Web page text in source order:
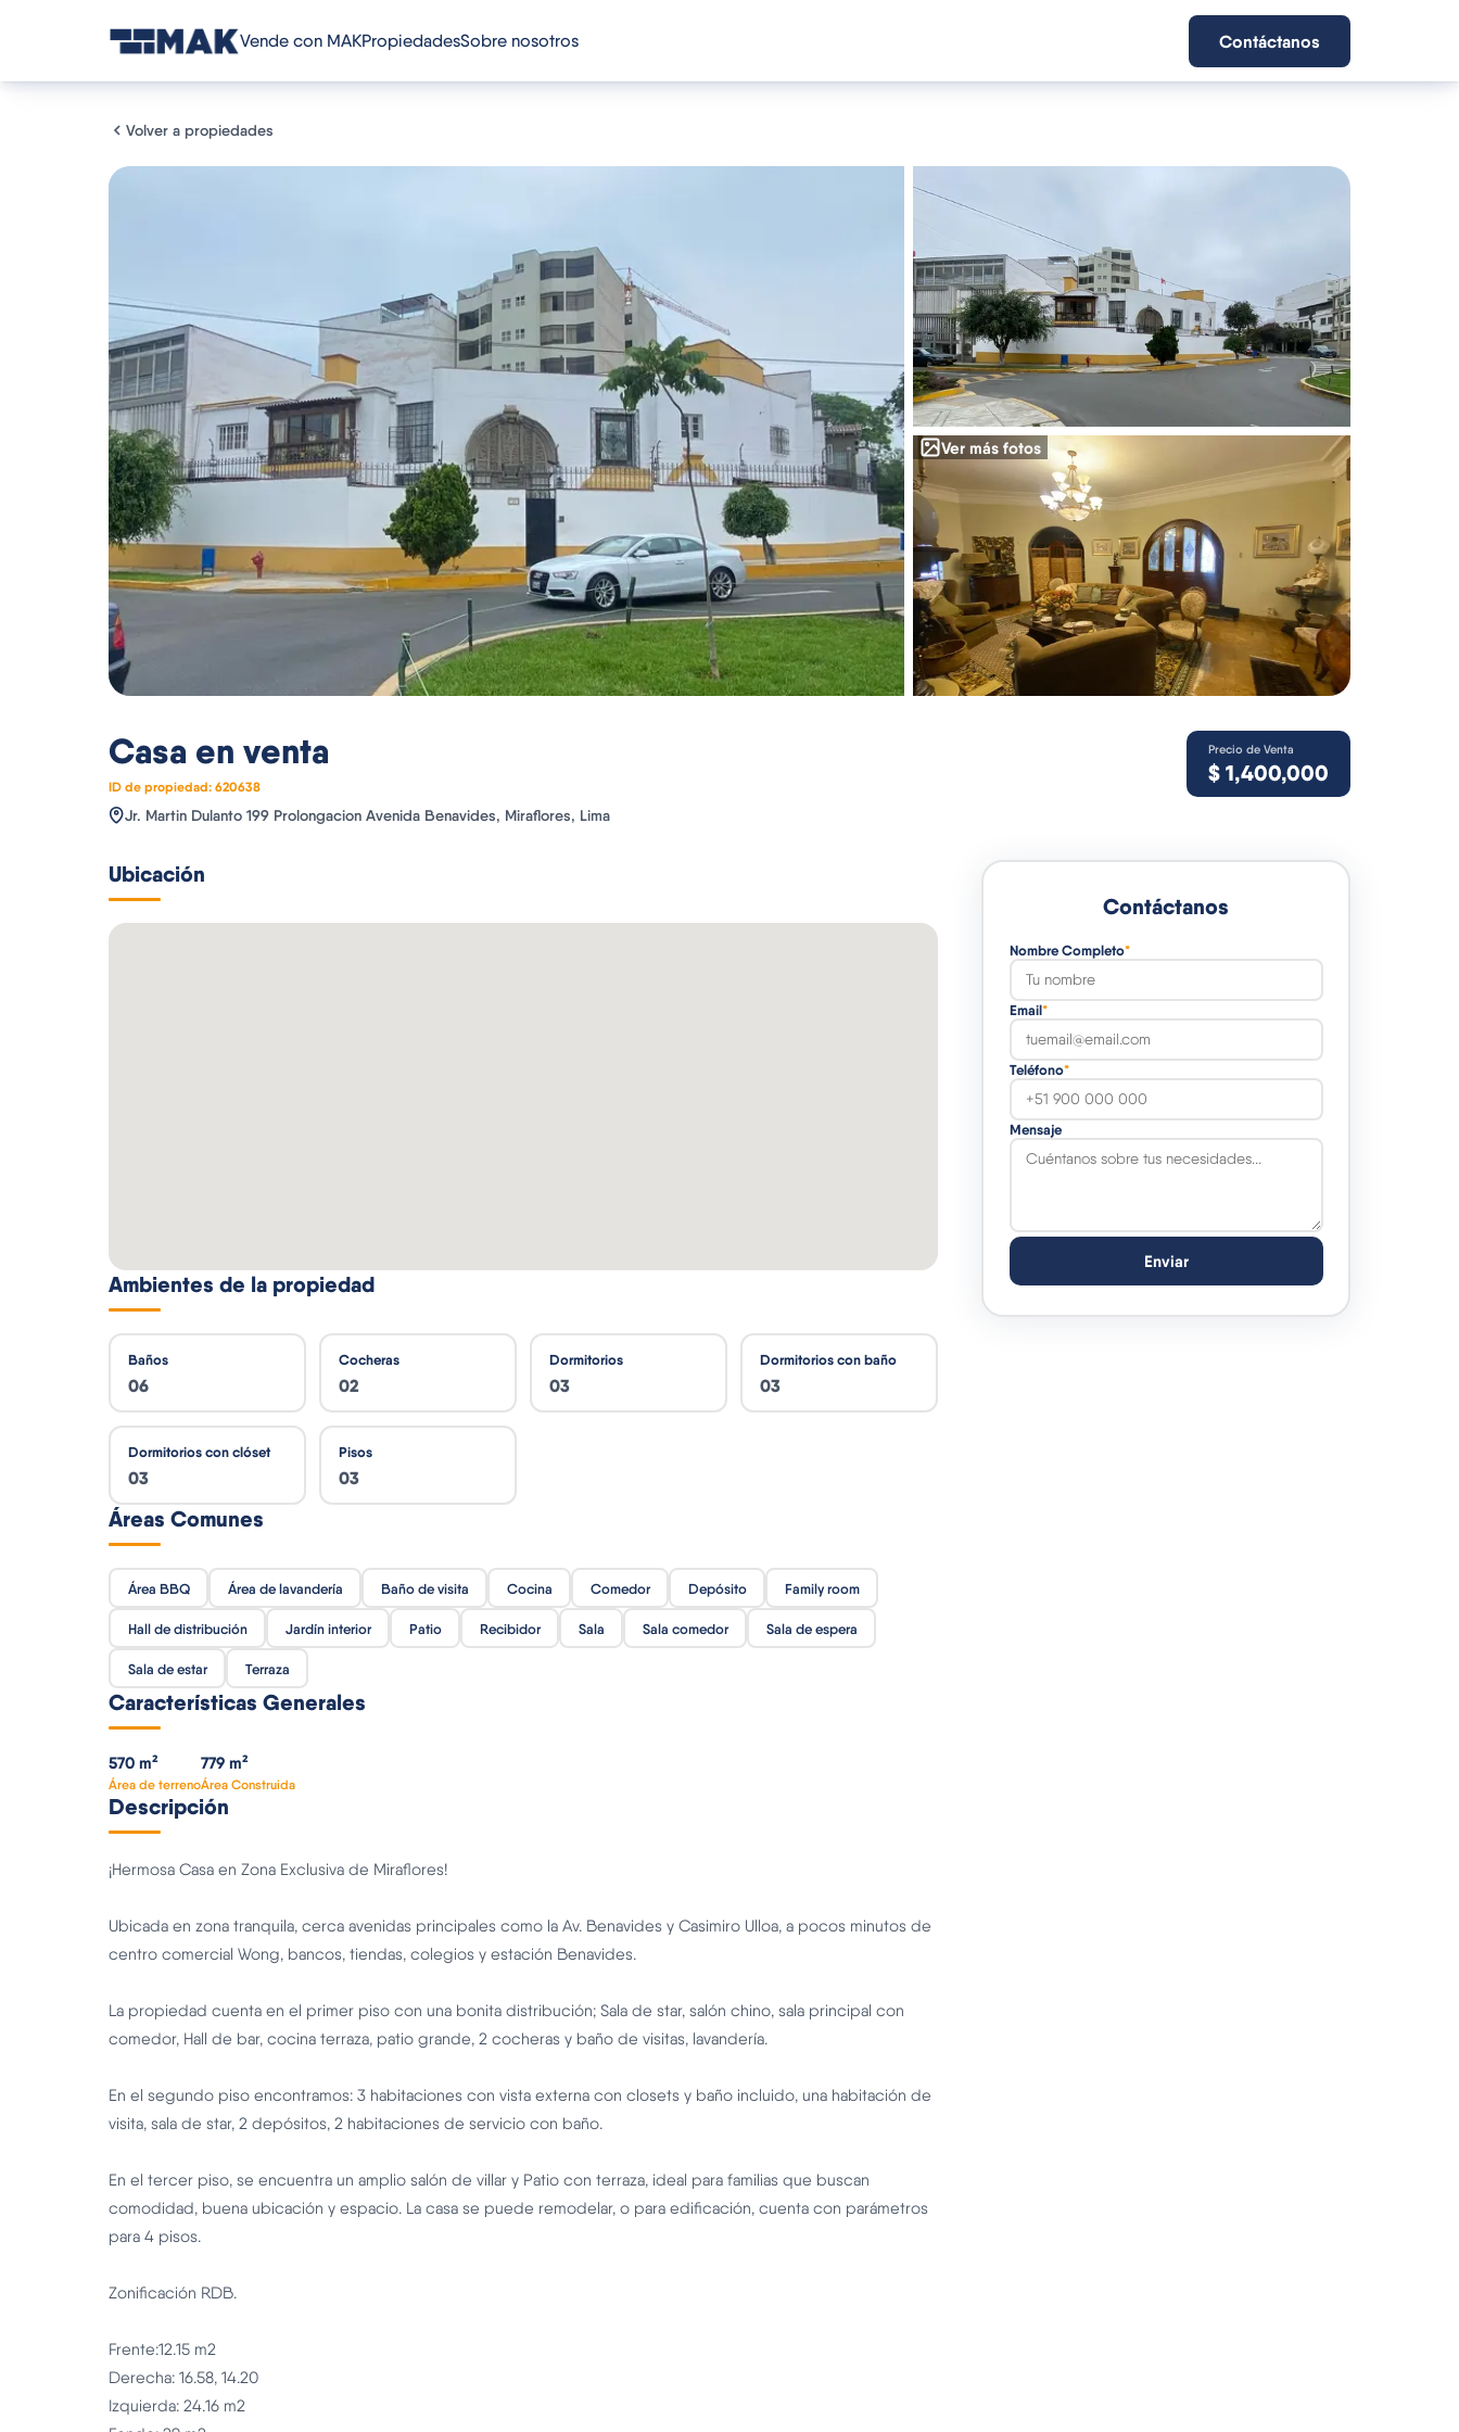
Vende con MAKPropiedadesSobre nosotros Contáctanos
Volver a propiedades
Ver más fotos
Casa en venta
ID de propiedad: 620638
Jr. Martin Dulanto 199 Prolongacion Avenida Benavides, Miraflores, Lima
Precio de Venta
$ 1,400,000
Ubicación
Ambientes de la propiedad
Baños
06
Cocheras
02
Dormitorios
03
Dormitorios con baño
03
Dormitorios con clóset
03
Pisos
03
Áreas Comunes
Área BBQ Área de lavandería Baño de visita Cocina Comedor Depósito Family room
Hall de distribución Jardín interior Patio Recibidor Sala Sala comedor Sala de espera
Sala de estar Terraza
Características Generales
570 m²
Área de terreno
779 m²
Área Construida
Descripción
¡Hermosa Casa en Zona Exclusiva de Miraflores!
Ubicada en zona tranquila, cerca avenidas principales como la Av. Benavides y Casimiro Ulloa, a pocos minutos de
centro comercial Wong, bancos, tiendas, colegios y estación Benavides.
La propiedad cuenta en el primer piso con una bonita distribución; Sala de star, salón chino, sala principal con
comedor, Hall de bar, cocina terraza, patio grande, 2 cocheras y baño de visitas, lavandería.
En el segundo piso encontramos: 3 habitaciones con vista externa con closets y baño incluido, una habitación de
visita, sala de star, 2 depósitos, 2 habitaciones de servicio con baño.
En el tercer piso, se encuentra un amplio salón de villar y Patio con terraza, ideal para familias que buscan
comodidad, buena ubicación y espacio. La casa se puede remodelar, o para edificación, cuenta con parámetros
para 4 pisos.
Zonificación RDB.
Frente:12.15 m2
Derecha: 16.58, 14.20
Izquierda: 24.16 m2
Contáctanos
Nombre Completo*
Email*
Teléfono*
Mensaje
Enviar